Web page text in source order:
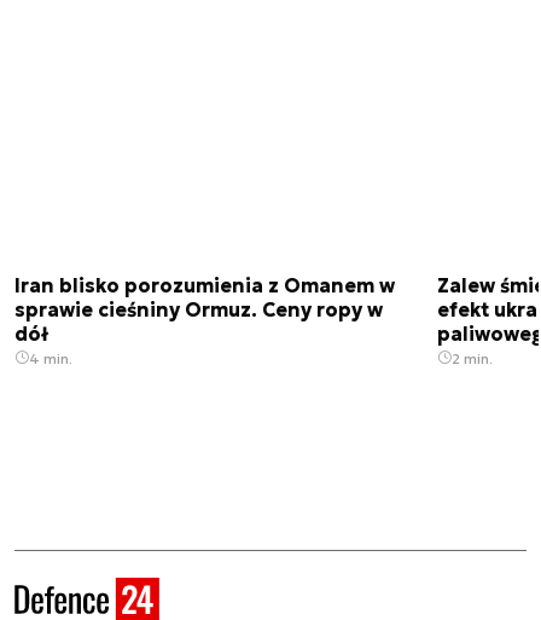
Iran blisko porozumienia z Omanem w
sprawie cieśniny Ormuz. Ceny ropy w
dół
4 min.
Zalew
efekt
2 min.